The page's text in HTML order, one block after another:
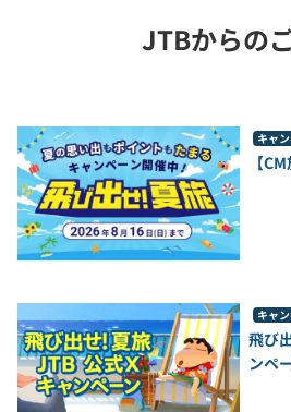
JTBからの
キャ
【
キャ
飛び
ンペ